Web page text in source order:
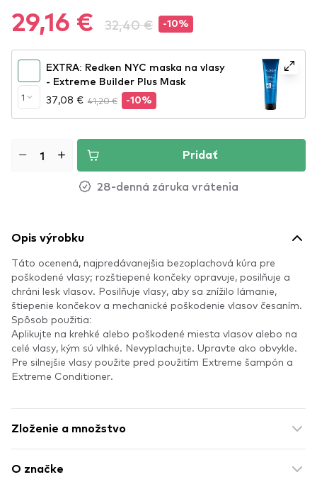
29,16 € 32,40 € -10%
1
EXTRA: Redken NYC maska na vlasy
- Extreme Builder Plus Mask
37,08 € 41,20 € -10%
Pridať
28-denná záruka vrátenia
Opis výrobku
Táto ocenená, najpredávanejšia bezoplachová kúra pre
poškodené vlasy; rozštiepené končeky opravuje, posilňuje a
chráni lesk vlasov. Posilňuje vlasy, aby sa znížilo lámanie,
štiepenie končekov a mechanické poškodenie vlasov česaním.
Spôsob použitia:
Aplikujte na krehké alebo poškodené miesta vlasov alebo na
celé vlasy, kým sú vlhké. Nevyplachujte. Upravte ako obvykle.
Pre silnejšie vlasy použite pred použitím Extreme šampón a
Extreme Conditioner.
Zloženie a množstvo
O značke